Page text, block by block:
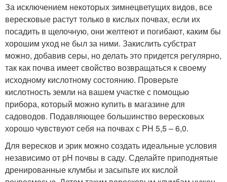
За исключением некоторых зимнецветущих видов, все
вересковые растут только в кислых почвах, если их
посадить в щелочную, они желтеют и погибают, каким бы
хорошим уход не был за ними. Закислить субстрат
можно, добавив серы, но делать это придется регулярно,
так как почва имеет свойство возвращаться к своему
исходному кислотному состоянию. Проверьте
кислотность земли на вашем участке с помощью
прибора, который можно купить в магазине для
садоводов. Подавляющее большинство вересковых
хорошо чувствуют себя на почвах с PH 5,5 – 6,0.
Для вересков и эрик можно создать идеальные условия
независимо от pH почвы в саду. Сделайте приподнятые
дренированные клумбы и засыпьте их кислой